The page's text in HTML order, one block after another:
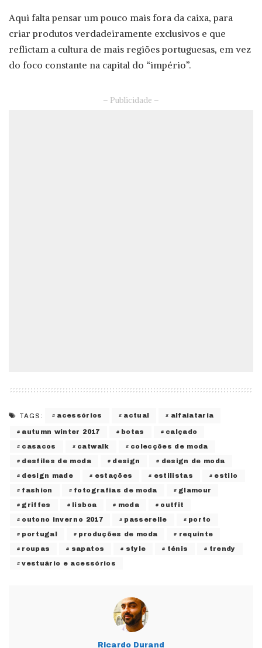
Aqui falta pensar um pouco mais fora da caixa, para
criar produtos verdadeiramente exclusivos e que
reflictam a cultura de mais regiões portuguesas, em vez
do foco constante na capital do “império”.
– Publicidade –
TAGS: acessórios actual alfaiataria
autumn winter 2017 botas calçado
casacos catwalk colecções de moda
desfiles de moda design design de moda
design made estações estilistas estilo
fashion fotografias de moda glamour
griffes lisboa moda outfit
outono inverno 2017 passerelle porto
portugal produções de moda requinte
roupas sapatos style ténis trendy
vestuário e acessórios
Ricardo Durand